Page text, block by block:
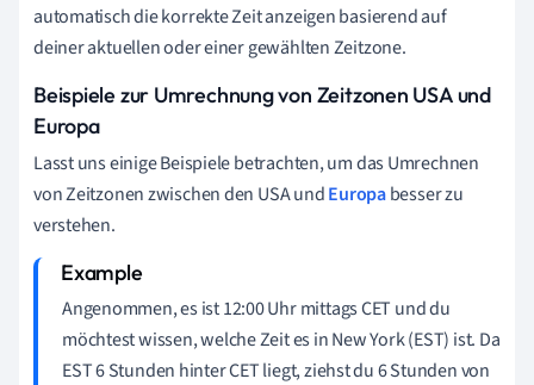
automatisch die korrekte Zeit anzeigen basierend auf
deiner aktuellen oder einer gewählten Zeitzone.
Beispiele zur Umrechnung von Zeitzonen USA und
Europa
Lasst uns einige Beispiele betrachten, um das Umrechnen
von Zeitzonen zwischen den USA undEuropabesser zu
verstehen.
Angenommen, es ist 12:00 Uhr mittags CET und du
möchtest wissen, welche Zeit es in New York (EST) ist. Da
EST 6 Stunden hinter CET liegt, ziehst du 6 Stunden von